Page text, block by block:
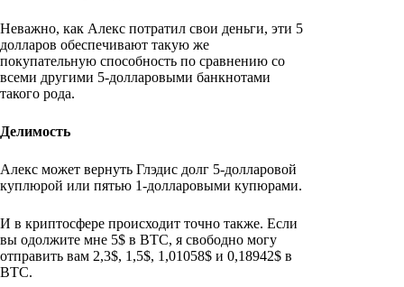
Неважно, как Алекс потратил свои деньги, эти 5
долларов обеспечивают такую же
покупательную способность по сравнению со
всеми другими 5-долларовыми банкнотами
такого рода.
Делимость
Алекс может вернуть Глэдис долг 5-долларовой
куплюрой или пятью 1-долларовыми купюрами.
И в криптосфере происходит точно также. Если
вы одолжите мне 5$ в BTC, я свободно могу
отправить вам 2,3$, 1,5$, 1,01058$ и 0,18942$ в
BTC.